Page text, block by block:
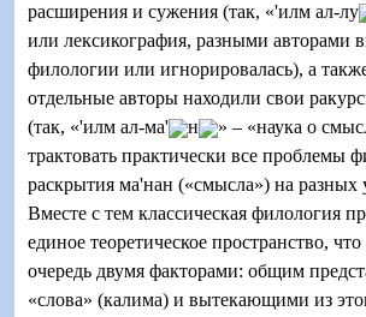
расширения и сужения (так, «'илм ал-лу
или лексикография, разными авторами
филологии или игнорировалась), а
отдельные авторы находили свои
(так, «'илм ал-ма'
н » – «наука о
трактовать практически все проблемы
раскрытия ма'нан («смысла») на разных
Вместе с тем классическая филология
единое теоретическое пространство,
очередь двумя факторами: общим
«слова» (калима) и вытекающими из